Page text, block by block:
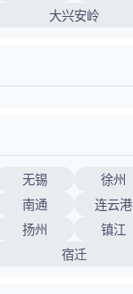
大兴安岭
无锡 徐州
南通 连云港
扬州 镇江
宿迁